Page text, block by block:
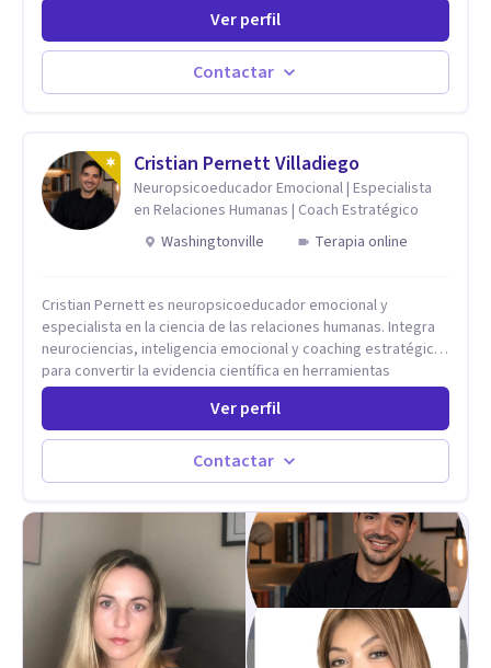
juntas las herramientas prácticas que necesitas para tu
bienestar en el día a día. Aunque mi formación inicial es en
Terapia Cognitiva, he incorporado enfoques como el
Mindfulness y la Terapia de Aceptación y Compromiso (ACT),
Europa y Asia). Además, colaboré como psicóloga en
Televisión Canaria, conectando con la realidad de las islas.
Mis servicios son 100% online y accesibles. Si buscas un
espacio de escucha profesional y orientado a resultados,
Ver perfil
Contactar
Cristian Pernett Villadiego
Neuropsicoeducador Emocional | Especialista
en Relaciones Humanas | Coach Estratégico
Washingtonville
Terapia online
Cristian Pernett es neuropsicoeducador emocional y
especialista en la ciencia de las relaciones humanas. Integra
neurociencias, inteligencia emocional y coaching estratégico
para convertir la evidencia científica en herramientas
prácticas que mejoran la forma en que las personas viven,
aman, lideran y se comunican. Con más de 20 años de
experiencia, acompaña a personas, parejas y líderes en
procesos de desarrollo personal y profesional. Su trabajo se
centra en la regulación emocional, las relaciones de pareja, la
metodología combina psicología contemporánea,
neurociencias y estrategias de cambio basadas en evidencia
para fortalecer la autoestima, desarrollar habilidades
socioemocionales y promover cambios sostenibles. Como
divulgador científico, acerca la psicología y las neurociencias
a la vida cotidiana mediante contenidos claros, rigurosos y
aplicables, con el propósito de impulsar un bienestar integral.
Ver perfil
Contactar